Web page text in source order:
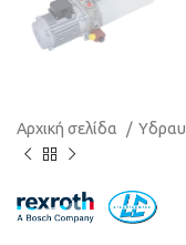
Αρχική σελίδα